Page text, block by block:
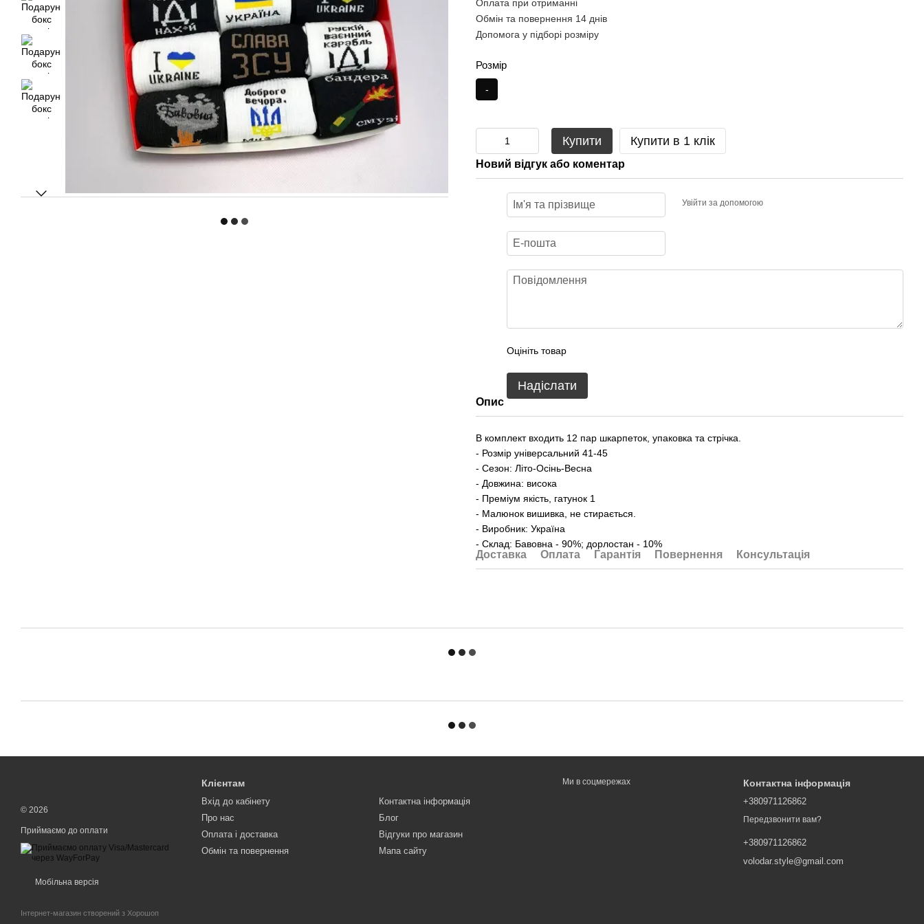
Оплата при отриманні
Обмін та повернення 14 днів
Допомога у підборі розміру
Розмір
-
Купити Купити в 1 клік
Новий відгук або коментар
Увійти за допомогою
Оцініть товар
Надіслати
Опис
В комплект входить 12 пар шкарпеток, упаковка та стрічка.
- Розмір універсальний 41-45
- Сезон: Літо-Осінь-Весна
- Довжина: висока
- Преміум якість, гатунок 1
- Малюнок вишивка, не стирається.
- Виробник: Україна
- Склад: Бавовна - 90%; дорлостан - 10%
Доставка Оплата Гарантія Повернення Консультація
© 2026
Приймаємо до оплати
Мобільна версія
Інтернет-магазин створений з Хорошоп
Клієнтам
Вхід до кабінету
Про нас
Оплата і доставка
Обмін та повернення
Контактна інформація
Блог
Відгуки про магазин
Мапа сайту
Ми в соцмережах Контактна інформація
+380971126862
Передзвонити вам?
+380971126862
volodar.style@gmail.com